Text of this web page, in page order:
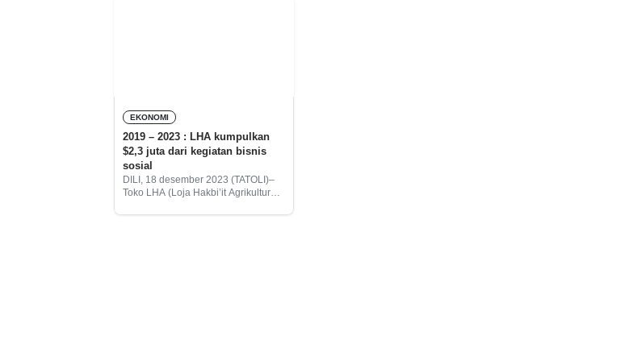
EKONOMI
2019 – 2023 : LHA kumpulkan
$2,3 juta dari kegiatan bisnis
sosial
DILI, 18 desember 2023 (TATOLI)–
Toko LHA (Loja Hakbi’it Agrikultura)